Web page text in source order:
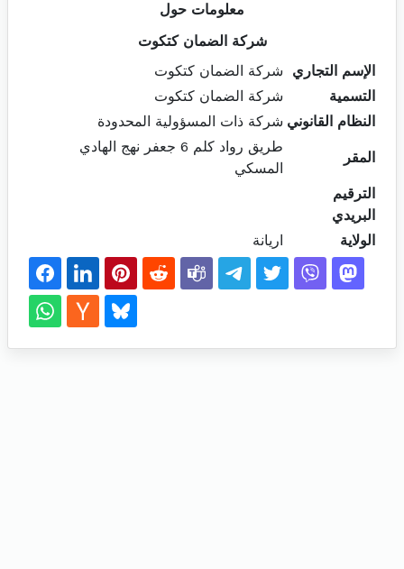
معلومات حول
شركة الضمان كتكوت
الإسم التجاري
شركة الضمان كتكوت
التسمية
شركة الضمان كتكوت
النظام القانوني شركة ذات المسؤولية المحدودة
المقر
طريق رواد كلم 6 جعفر نهج الهادي
المسكي
الترقيم
البريدي
الولاية
اريانة